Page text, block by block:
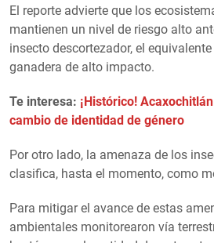
​El reporte advierte que los
mantienen un nivel de riesgo alto
insecto descortezador, el
ganadera de alto impacto.
Te interesa: ¡Histórico!
cambio de identidad de género
Por otro lado, la amenaza de los
clasifica, hasta el momento, como
Para mitigar el avance de estas
ambientales monitorearon vía